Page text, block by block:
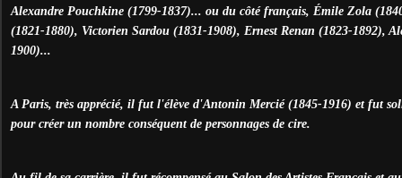
Alexandre Pouchkine (1799-1837)... ou du côté français, Émile Zola
(1821-1880), Victorien Sardou (1831-1908), Ernest Renan (1823-1892),
1900)...
A Paris, très apprécié, il fut l'élève d'Antonin Mercié (1845-1916) et fut
pour créer un nombre conséquent de personnages de cire.